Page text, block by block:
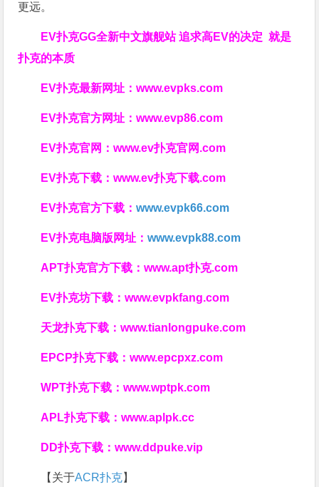
更远。
EV扑克GG全新中文旗舰站追求高EV的决定就是
扑克的本质
EV扑克最新网址：www.evpks.com
EV扑克官方网址：www.evp86.com
EV扑克官网：www.ev扑克官网.com
EV扑克下载：www.ev扑克下载.com
EV扑克官方下载：www.evpk66.com
EV扑克电脑版网址：www.evpk88.com
APT扑克官方下载：www.apt扑克.com
EV扑克坊下载：www.evpkfang.com
天龙扑克下载：www.tianlongpuke.com
EPCP扑克下载：www.epcpxz.com
WPT扑克下载：www.wptpk.com
APL扑克下载：www.aplpk.cc
DD扑克下载：www.ddpuke.vip
【关于ACR扑克】